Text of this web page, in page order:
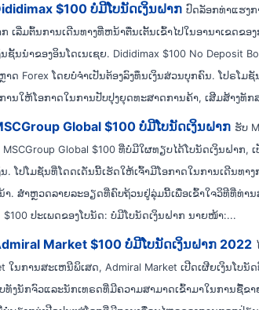
$100 ບໍ່ມີໂບນັດເງິນຝາກ ປົດລັອກທ່າແຮງກ
ກ ເລີ່ມຕົ້ນການເດີນທາງທີ່ຫນ້າຕື່ນເຕັ້ນເຂົ້າໄປໃນອານາເຂດຂ
ນຊັ້ນນໍາຂອງອິນໂດເນເຊຍ. Dididimax $100 No Deposit
າດ Forex ໂດຍບໍ່ຈໍາເປັນຕ້ອງລົງທຶນເງິນສ່ວນບຸກຄົນ. ໂປຣໂ
ານໃຫ້ໂອກາດໃນການປັບປຸງຍຸດທະສາດການຄ້າ, ເສີມສ້າງທັກ
Global $100 ບໍ່ມີໂບນັດເງິນຝາກ ຮັບ
Global $100 ທີ່ບໍ່ມີໃຜທຽບໄດ້ໂບນັດເງິນຝາກ
ນ. ໂປໂມຊັ່ນທີ່ໂດດເດັ່ນນີ້ເຮັດໃຫ້ເຈົ້າມີໂອກາດໃນການເດີນທາ
າ. ສຳຫຼວດລາຍລະອຽດທີ່ຄົບຖ້ວນຢູ່ລຸ່ມນີ້ເພື່ອເຂົ້າໃຈວິທີທີ່ທ່າ
$100 ປະເພດຂອງໂບນັດ: ບໍ່ມີໂບນັດເງິນຝາກ ນາຍໜ້າ:...
Market $100 ບໍ່ມີໂບນັດເງິນຝາກ 2022
ໃນການສະເຫນີພິເສດ, Admiral Market ເປີດເຜີຍເງິນໂບ
ທັງນັກຈົວແລະນັກເທຣດທີ່ມີຄວາມສາມາດເຂົ້າມາໃນການຊື້ຂາ